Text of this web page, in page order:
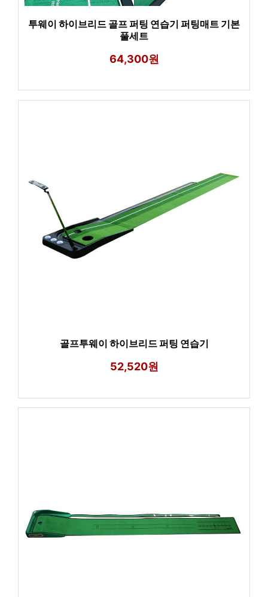
투웨이 하이브리드 골프 퍼팅 연습기 퍼팅매트 기본
풀세트
64,300원
골프투웨이 하이브리드 퍼팅 연습기
52,520원